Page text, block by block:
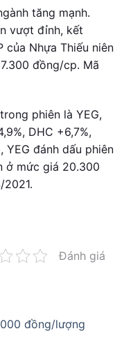
tăng mạnh.
vượt đỉnh, kết
của Nhựa Thiếu niên
đồng/cp. Mã
phiên là YEG,
DHC +6,7%,
YEG đánh dấu phiên
ở mức giá 20.300
Đánh giá
đồng/lượng